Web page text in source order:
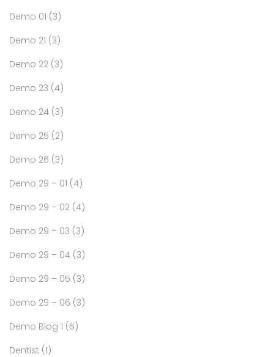
Demo 01 (3)
Demo 21 (3)
Demo 22 (3)
Demo 23 (4)
Demo 24 (3)
Demo 25 (2)
Demo 26 (3)
Demo 29 – 01 (4)
Demo 29 – 02 (4)
Demo 29 – 03 (3)
Demo 29 – 04 (3)
Demo 29 – 05 (3)
Demo 29 – 06 (3)
Demo Blog 1 (6)
Dentist (1)